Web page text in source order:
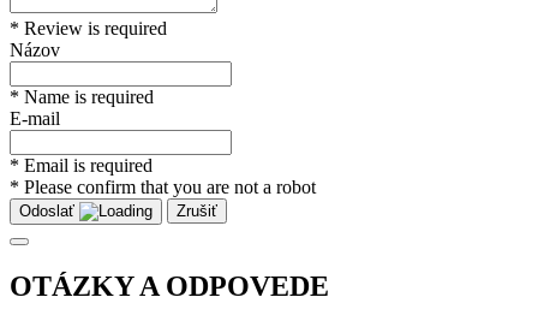
* Review is required
Názov
* Name is required
E-mail
* Email is required
* Please confirm that you are not a robot
Odoslať Zrušiť
OTÁZKY A ODPOVEDE